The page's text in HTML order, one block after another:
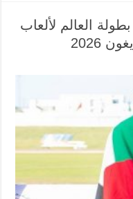
العالم لألعاب